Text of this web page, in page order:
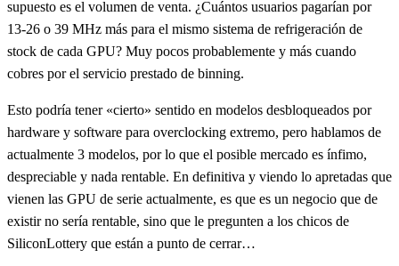
supuesto es el volumen de venta. ¿Cuántos usuarios pagarían por
13-26 o 39 MHz más para el mismo sistema de refrigeración de
stock de cada GPU? Muy pocos probablemente y más cuando
cobres por el servicio prestado de binning.
Esto podría tener «cierto» sentido en modelos desbloqueados por
hardware y software para overclocking extremo, pero hablamos de
actualmente 3 modelos, por lo que el posible mercado es ínfimo,
despreciable y nada rentable. En definitiva y viendo lo apretadas que
vienen las GPU de serie actualmente, es que es un negocio que de
existir no sería rentable, sino que le pregunten a los chicos de
SiliconLottery que están a punto de cerrar…